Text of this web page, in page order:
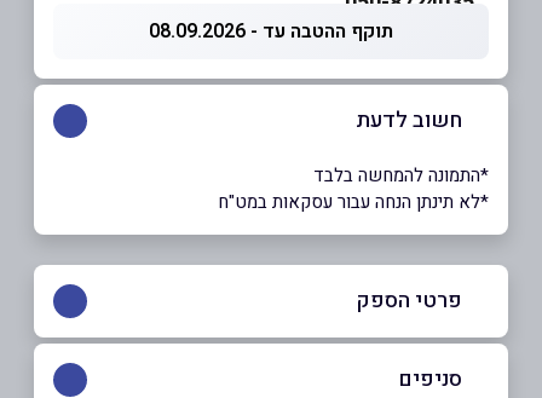
תוקף ההטבה עד - 08.09.2026
חשוב לדעת
*התמונה להמחשה בלבד
*לא תינתן הנחה עבור עסקאות במט"ח
פרטי הספק
סניפים